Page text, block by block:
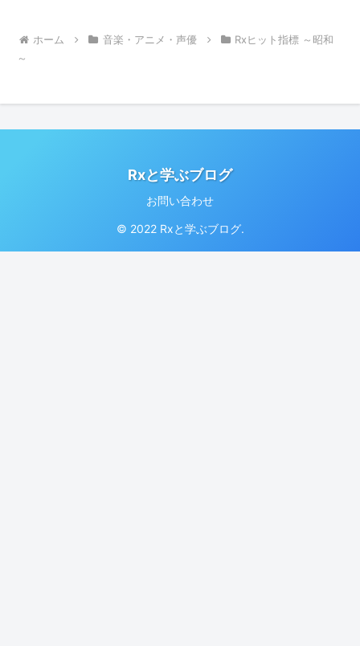
ホーム 音楽・アニメ・声優
Rxヒット指標 ～昭和
～
Rxと学ぶブログ
お問い合わせ
© 2022 Rxと学ぶブログ.